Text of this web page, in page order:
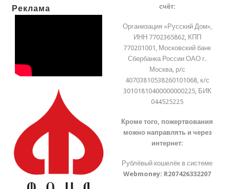
Реклама
счёт:
Организация «Русский Дом»,
ИНН 7702365862, КПП
770201001, Московский банк
Сбербанка России ОАО г.
Москва, р/с
40703810538260101068, к/с
30101810400000000225, БИК
044525225
Кроме того, пожертвования
можно направлять и через
интернет:
Рублёвый кошелёк в системе
Webmoney: R207426332207